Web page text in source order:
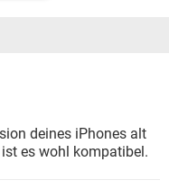
deines iPhones alt
es wohl kompatibel.